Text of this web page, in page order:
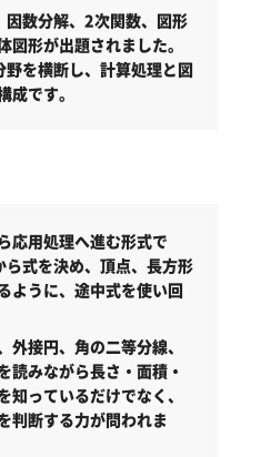
数分解、2次関数、図形
図形が出題されました。
を横断し、計算処理と図
成です。
応用処理へ進む形式で
式を決め、頂点、長方形
ように、途中式を使い回
外接円、角の二等分線、
読みながら長さ・面積・
っているだけでなく、
判断する力が問われま